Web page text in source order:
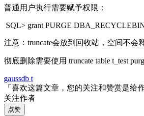
普通用户执行需要赋予权限：
SQL> grant PURGE
注意：truncate会放到回收站，空间不会
彻底删除需要使用 truncate table t_test
gaussdb t
「喜欢这篇文章，您的关注和赞赏是给
关注作者
点赞